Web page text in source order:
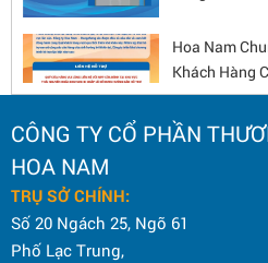
Hoa Nam
Khách Hàng
KỶ NIỆM 80
CÔNG TY CỔ PHẦN
HOA NAM
TRỤ SỞ CHÍNH:
Số 20 Ngách 25, Ngõ 61
Phố Lạc Trung,